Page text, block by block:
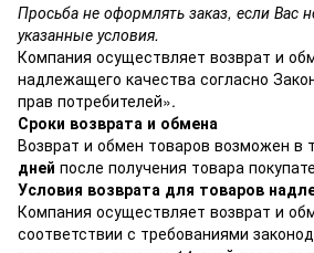
Просьба не оформлять заказ, если Вас
указанные условия.
Компания осуществляет возврат и
надлежащего качества согласно
прав потребителей».
Сроки возврата и обмена
Возврат и обмен товаров возможен в
дней после получения товара
Условия возврата для товаров
Компания осуществляет возврат и
соответствии с требованиями